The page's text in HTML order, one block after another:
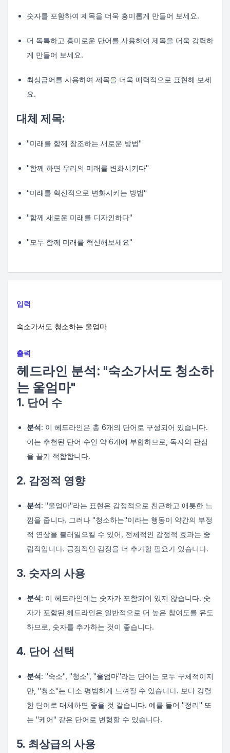
숫자를 포함하여 제목을 더욱 흥미롭게 만들어 보세요.
더 독특하고 흥미로운 단어를 사용하여 제목을 더욱 강력하
게 만들어 보세요.
최상급어를 사용하여 제목을 더욱 매력적으로 표현해 보세
요.
대체 제목:
"미래를 함께 창조하는 새로운 방법"
"함께 하면 우리의 미래를 변화시키다"
"미래를 혁신적으로 변화시키는 방법"
"함께 새로운 미래를 디자인하다"
"모두 함께 미래를 혁신해보세요"
입력
숙소가서도 청소하는 울엄마
출력
헤드라인 분석: "숙소가서도 청소하
는 울엄마"
1. 단어 수
분석: 이 헤드라인은 총 6개의 단어로 구성되어 있습니다.
이는 추천된 단어 수인 약 6개에 부합하므로, 독자의 관심
을 끌기 적합합니다.
2. 감정적 영향
분석: "울엄마"라는 표현은 감정적으로 친근하고 애틋한 느
낌을 줍니다. 그러나 "청소하는"이라는 행동이 약간의 부정
적 연상을 불러일으킬 수 있어, 전체적인 감정적 효과는 중
립적입니다. 긍정적인 감정을 더 추가할 필요가 있습니다.
3. 숫자의 사용
분석: 이 헤드라인에는 숫자가 포함되어 있지 않습니다. 숫
자가 포함된 헤드라인은 일반적으로 더 높은 참여도를 유도
하므로, 숫자를 추가하는 것이 좋습니다.
4. 단어 선택
분석: "숙소", "청소", "울엄마"라는 단어는 모두 구체적이지
만, "청소"는 다소 평범하게 느껴질 수 있습니다. 보다 강렬
한 단어로 대체하면 좋을 것 같습니다. 예를 들어 "정리" 또
는 "케어" 같은 단어로 변형할 수 있습니다.
5. 최상급의 사용